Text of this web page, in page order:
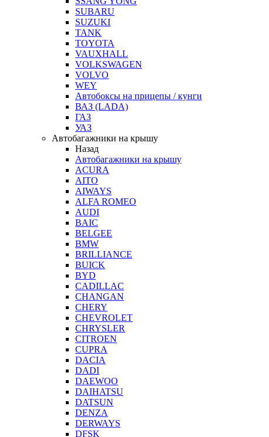
SUBARU
SUZUKI
TANK
TOYOTA
VAUXHALL
VOLKSWAGEN
VOLVO
WEY
Автобоксы на прицепы / кунги
ВАЗ (LADA)
ГАЗ
УАЗ
Автобагажники на крышу
Назад
Автобагажники на крышу
ACURA
AITO
AIWAYS
ALFA ROMEO
AUDI
BAIC
BELGEE
BMW
BRILLIANCE
BUICK
BYD
CADILLAC
CHANGAN
CHERY
CHEVROLET
CHRYSLER
CITROEN
CUPRA
DACIA
DADI
DAEWOO
DAIHATSU
DATSUN
DENZA
DERWAYS
DFSK